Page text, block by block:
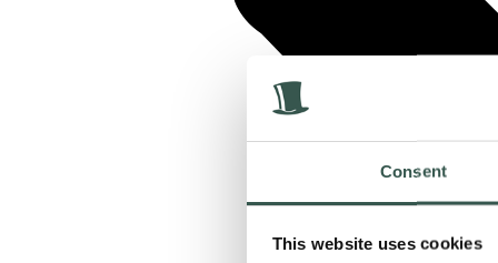
Consent
This website uses cookies